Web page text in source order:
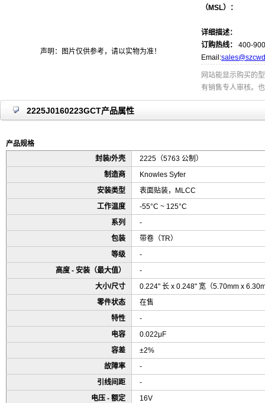
声明：图片仅供参考，请以实物为准！
（MSL）：
详细描述：
订购热线：
400-
Email:
网站能显示购买的
有销售专人审核。
2225J0160223GCT产品属性
产品规格
封装/外壳
2225（5763 公制）
制造商
Knowles Syfer
安装类型
表面贴装，MLCC
工作温度
-55°C ~ 125°C
系列
-
包装
带卷（TR）
等级
-
高度 - 安装（最大值）
-
大小/尺寸
0.224" 长 x 0.248" 宽（5.70mm x
零件状态
在售
特性
-
电容
0.022μF
容差
±2%
故障率
-
引线间距
-
电压 - 额定
16V